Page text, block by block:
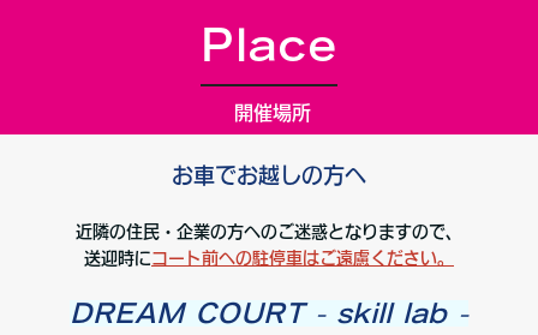
Place
開催場所
お車でお越しの方へ
近隣の住民・企業の方へのご迷惑となりますので、
送迎時にコート前への駐停車はご遠慮ください。
DREAM COURT - skill lab -